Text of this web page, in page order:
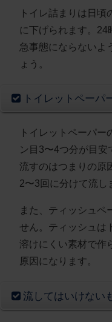
トイレ詰まりは日
に下げられます。24
急事態にならないよ
ょう 。
トイレットペーパ
トイレットペーパー
ン目3〜4つ分が目安
流すのはつまりの原
2〜3回に分けて流し
また、 ティッシュペ
せん。ティッシュは
溶けにくい素材で作
原因になります。
流してはいけない